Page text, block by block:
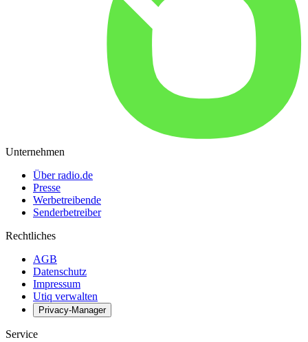
Unternehmen
Über radio.de
Presse
Werbetreibende
Senderbetreiber
Rechtliches
AGB
Datenschutz
Impressum
Utiq verwalten
Privacy-Manager
Service